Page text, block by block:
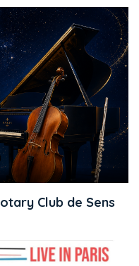
Club de Sens